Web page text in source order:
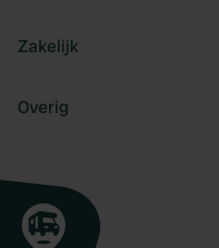
Zakelijk
Overig